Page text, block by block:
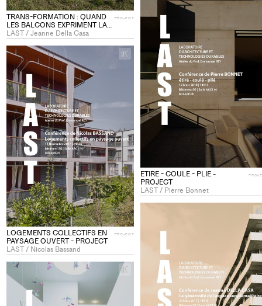
TRANS-FORMATION : QUAND
LES BALCONS EXPRIMENT LA
DIFFERENCE - PROJECT
LAST / Jeanne Della Casa
PROJECT
ETIRE - COULE - PLIE -
PROJECT
LAST / Pierre Bonnet
LOGEMENTS COLLECTIFS EN
PAYSAGE OUVERT - PROJECT
LAST / Nicolas Bassand
PROJECT
+
Add
project
collections
+
+